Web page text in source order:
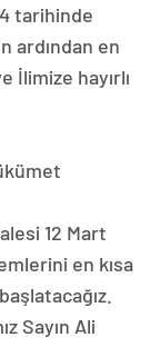
tarihinde
ardından en
İlimize hayırlı
12 Mart
en kısa
Sayın Ali